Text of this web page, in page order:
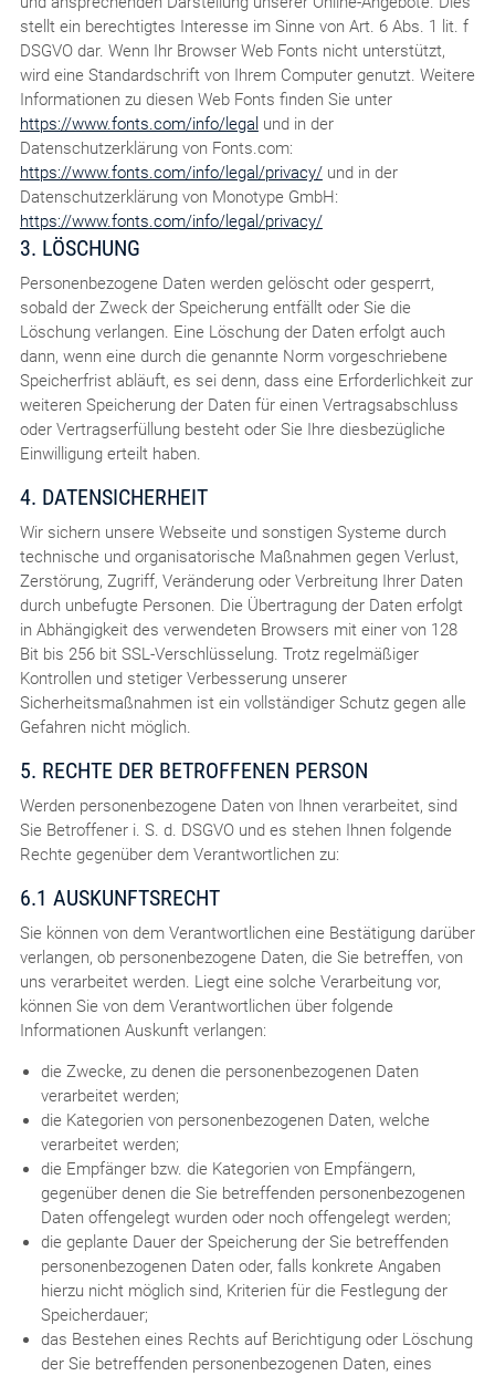
stellt ein berechtigtes Interesse im Sinne von Art. 6 Abs. 1 lit. f
DSGVO dar. Wenn Ihr Browser Web Fonts nicht unterstützt,
wird eine Standardschrift von Ihrem Computer genutzt. Weitere
Informationen zu diesen Web Fonts finden Sie unter
https://www.fonts.com/info/legal und in der
Datenschutzerklärung von Fonts.com:
https://www.fonts.com/info/legal/privacy/und in der
Datenschutzerklärung von Monotype GmbH:
https://www.fonts.com/info/legal/privacy/
3. LÖSCHUNG
Personenbezogene Daten werden gelöscht oder gesperrt,
sobald der Zweck der Speicherung entfällt oder Sie die
Löschung verlangen. Eine Löschung der Daten erfolgt auch
dann, wenn eine durch die genannte Norm vorgeschriebene
Speicherfrist abläuft, es sei denn, dass eine Erforderlichkeit zur
weiteren Speicherung der Daten für einen Vertragsabschluss
oder Vertragserfüllung besteht oder Sie Ihre diesbezügliche
Einwilligung erteilt haben.
4. DATENSICHERHEIT
Wir sichern unsere Webseite und sonstigen Systeme durch
technische und organisatorische Maßnahmen gegen Verlust,
Zerstörung, Zugriff, Veränderung oder Verbreitung Ihrer Daten
durch unbefugte Personen. Die Übertragung der Daten erfolgt
in Abhängigkeit des verwendeten Browsers mit einer von 128
Bit bis 256 bit SSL-Verschlüsselung. Trotz regelmäßiger
Kontrollen und stetiger Verbesserung unserer
Sicherheitsmaßnahmen ist ein vollständiger Schutz gegen alle
Gefahren nicht möglich.
5. RECHTE DER BETROFFENEN PERSON
Werden personenbezogene Daten von Ihnen verarbeitet, sind
Sie Betroffener i. S. d. DSGVO und es stehen Ihnen folgende
Rechte gegenüber dem Verantwortlichen zu:
6.1 AUSKUNFTSRECHT
Sie können von dem Verantwortlichen eine Bestätigung darüber
verlangen, ob personenbezogene Daten, die Sie betreffen, von
uns verarbeitet werden. Liegt eine solche Verarbeitung vor,
können Sie von dem Verantwortlichen über folgende
Informationen Auskunft verlangen:
die Zwecke, zu denen die personenbezogenen Daten
verarbeitet werden;
die Kategorien von personenbezogenen Daten, welche
verarbeitet werden;
die Empfänger bzw. die Kategorien von Empfängern,
gegenüber denen die Sie betreffenden personenbezogenen
Daten offengelegt wurden oder noch offengelegt werden;
die geplante Dauer der Speicherung der Sie betreffenden
personenbezogenen Daten oder, falls konkrete Angaben
hierzu nicht möglich sind, Kriterien für die Festlegung der
Speicherdauer;
das Bestehen eines Rechts auf Berichtigung oder Löschung
der Sie betreffenden personenbezogenen Daten, eines